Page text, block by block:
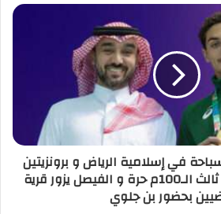
في إسلامية الرياض و برونزيتين
في الكاراتيه.. والزبن ثالث الـ100م حرة و الفيصل يزور قرية
بحضور بن جلوي